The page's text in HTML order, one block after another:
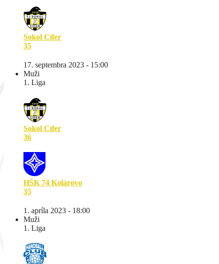
Sokol Cífer
35
17. septembra 2023 - 15:00
Muži
1. Liga
Sokol Cífer
36
HŠK 74 Kolárovo
35
1. apríla 2023 - 18:00
Muži
1. Liga